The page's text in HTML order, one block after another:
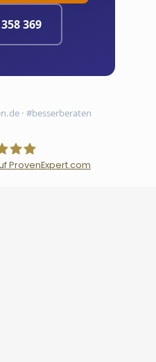
369
· #besserberaten
ProvenExpert.com